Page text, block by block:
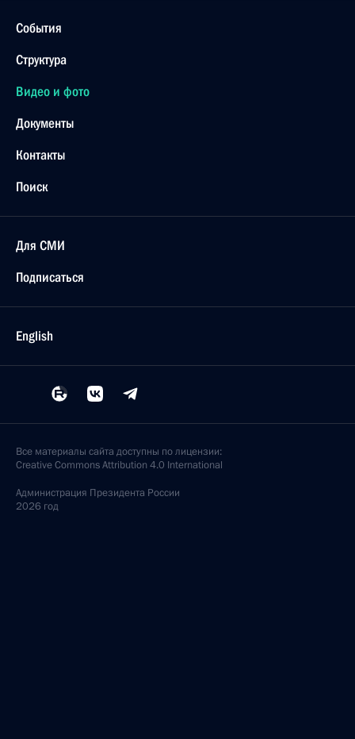
События
Структура
Видео и фото
Документы
Контакты
Поиск
Для СМИ
Подписаться
English
Все материалы сайта доступны по лицензии:
Creative Commons Attribution 4.0 International
Администрация Президента России
2026 год